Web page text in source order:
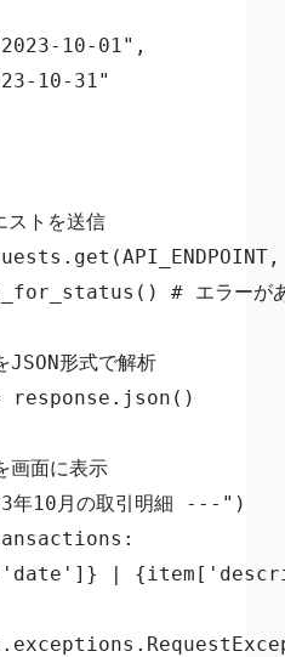
10-01",
10-31"
トを送信
# エラーがあ
形式で解析
画面に表示
10月の取引明細 ---")
|